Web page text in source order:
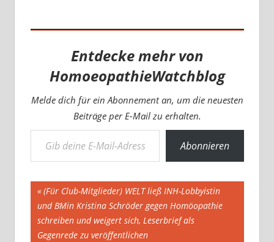
Entdecke mehr von
HomoeopathieWatchblog
Melde dich für ein Abonnement an, um die neuesten
Beiträge per E-Mail zu erhalten.
Gib deine E-Mail-Adresse ein ...
Abonnieren
Beitragsnavigation
Vorheriger
Beitrag:
(Für Club-Mitglieder) WELT ließ INH-Lobbyistin
und BMin Kristina Schröder gegen Homöopathie
schreiben und weigert sich, Leserbrief als
Gegenrede zu veröffentlichen